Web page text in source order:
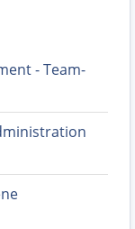
- Team-